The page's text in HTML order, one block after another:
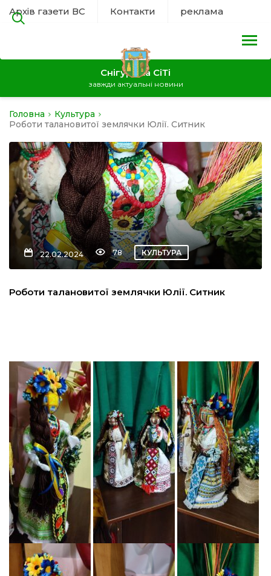
Архів газети ВС Контакти реклама
Снігурівка СіТі
завжди актуальні новини
політика
Головна
Культура
Роботи талановитої землячки Юлії. Ситник
22.02.2024 78 КУЛЬТУРА
Роботи талановитої землячки Юлії. Ситник